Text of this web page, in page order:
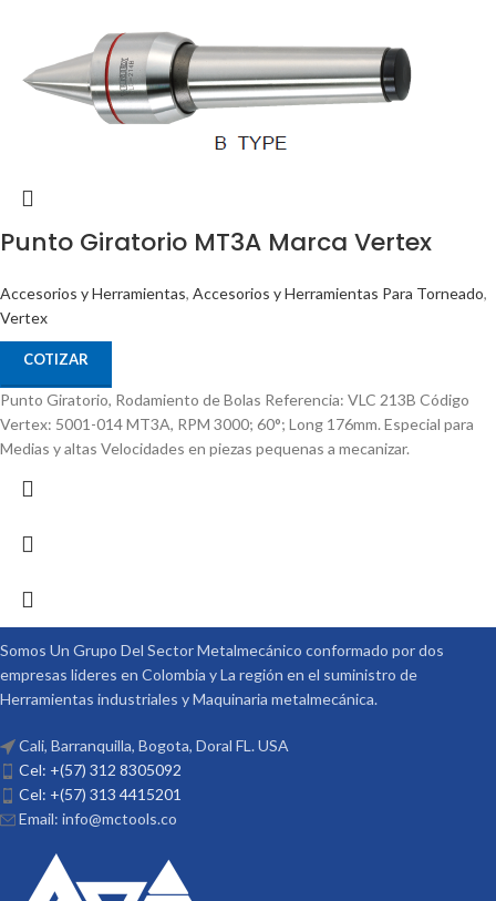
Punto Giratorio MT3A Marca Vertex
Accesorios y Herramientas, Accesorios y Herramientas Para Torneado,
Vertex
COTIZAR
Punto Giratorio, Rodamiento de Bolas Referencia: VLC 213B Código
Vertex: 5001-014 MT3A, RPM 3000; 60°; Long 176mm. Especial para
Medias y altas Velocidades en piezas pequenas a mecanizar.
Somos Un Grupo Del Sector Metalmecánico conformado por dos
empresas lideres en Colombia y La región en el suministro de
Herramientas industriales y Maquinaria metalmecánica.
Cali, Barranquilla, Bogota, Doral FL. USA
Cel: +(57) 312 8305092
Cel: +(57) 313 4415201
Email: info@mctools.co